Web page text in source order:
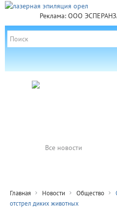
Реклама: ООО
Все новости
Главная Новости Общество
отстрел диких животных